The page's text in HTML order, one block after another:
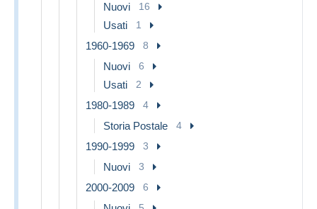
Nuovi 16
Usati 1
1960-1969 8
Nuovi 6
Usati 2
1980-1989 4
Storia Postale 4
1990-1999 3
Nuovi 3
2000-2009 6